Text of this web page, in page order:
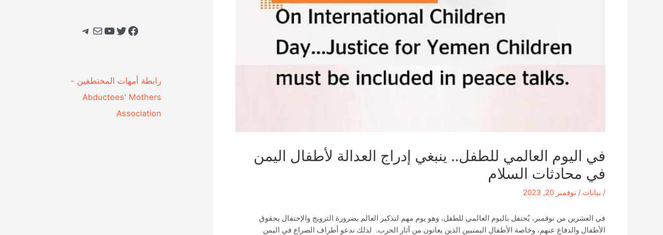
في اليوم العالمي للطفل.. ينبغي إدراج العدالة لأطفال اليمن
في محادثات السلام
/ بيانات / نوفمبر 20, 2023
في العشرين من نوفمبر، يُحتفل باليوم العالمي للطفل، وهو يوم مهم لتذكير العالم بضرورة الترويج والإحتفال بحقوق
الأطفال والدفاع عنهم، وخاصة الأطفال اليمنيين الذين يعانون من آثار الحرب. لذلك ندعو أطراف الصراع في اليمن
فيسبوك تويتر يوتيوببريد تيليجرام
‎رابطة أمهات المختطفين -
Abductees' Mothers
Association‎